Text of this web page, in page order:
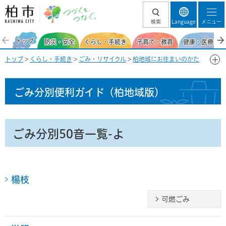
柏市 つづくを、
検索 Language メニュー
トップ 防災・安全 くらし・手続き 子育て・教育 健康・医療・
トップ > くらし・手続き > ごみ・リサイクル > 柏地域にお住まいのかた
ごみ分別便利ガイド （柏地域版）
ごみ分別50音一覧-よ
楊枝
可燃ごみ